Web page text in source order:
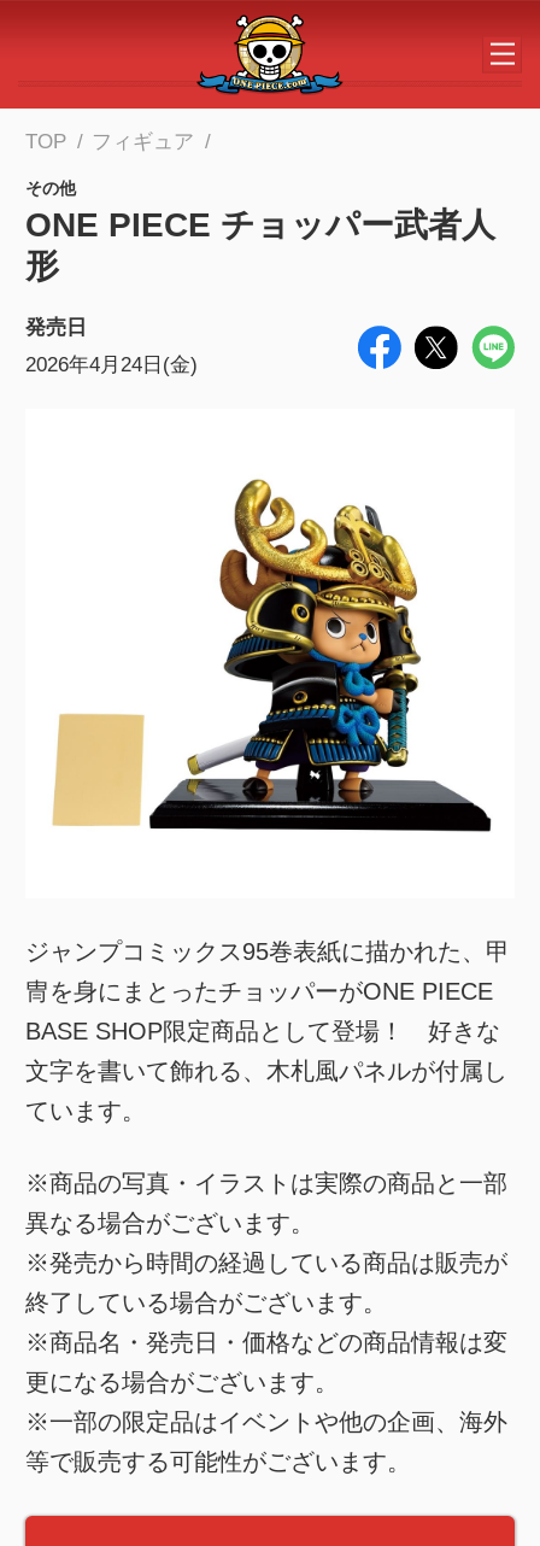
メインコンテンツへスキップする
TOP フィギュア
その他
ONE PIECE チョッパー武者人
形
発売日
2026年4月24日(金)
ジャンプコミックス95巻表紙に描かれた、甲
冑を身にまとったチョッパーがONE PIECE
BASE SHOP限定商品として登場！ 好きな
文字を書いて飾れる、木札風パネルが付属し
ています。
※商品の写真・イラストは実際の商品と一部
異なる場合がございます。
※発売から時間の経過している商品は販売が
終了している場合がございます。
※商品名・発売日・価格などの商品情報は変
更になる場合がございます。
※一部の限定品はイベントや他の企画、海外
等で販売する可能性がございます。